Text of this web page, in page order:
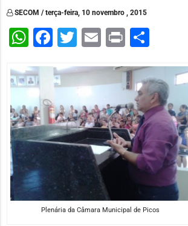
SECOM / terça-feira, 10 novembro , 2015
WhatsApp
Facebook
Twitter
Email
PrintShare
Plenária da Câmara Municipal de Picos